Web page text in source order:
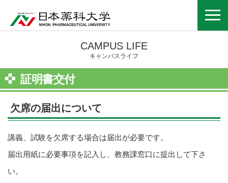
CAMPUS LIFE
キャンパスライフ
証明書交付
欠席の届出について
講義、試験を欠席する場合は届出が必要です。
届出用紙に必要事項を記入し、教務課窓口に提出して下さ
い。